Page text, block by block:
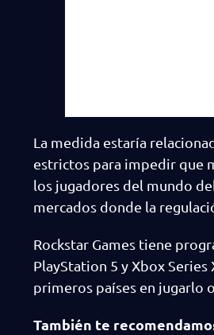
La medida estaría
estrictos para impedir que
los jugadores del mundo
mercados donde la
Rockstar Games tiene
PlayStation 5 y Xbox
primeros países en jugarlo
También te